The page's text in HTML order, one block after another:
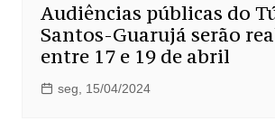
Audiências públicas do
Santos-Guarujá serão
entre 17 e 19 de abril
seg, 15/04/2024